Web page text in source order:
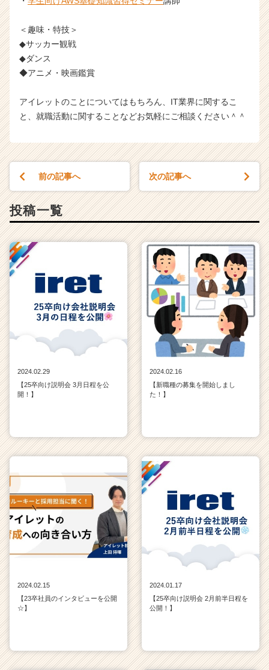
＜趣味・特技＞
◆サッカー観戦
◆ダンス
◆アニメ・映画鑑賞
アイレットのことについてはもちろん、IT業界に関するこ
と、就職活動に関することなどお気軽にご相談ください＾＾
前の記事へ 次の記事へ
投稿一覧
2024.02.29
【25卒向け説明会 3月日程を公
開！】
2024.02.16
【新職種の募集を開始しまし
た！】
2024.02.15
【23卒社員のインタビューを公開
☆】
2024.01.17
【25卒向け説明会 2月前半日程を
公開！】